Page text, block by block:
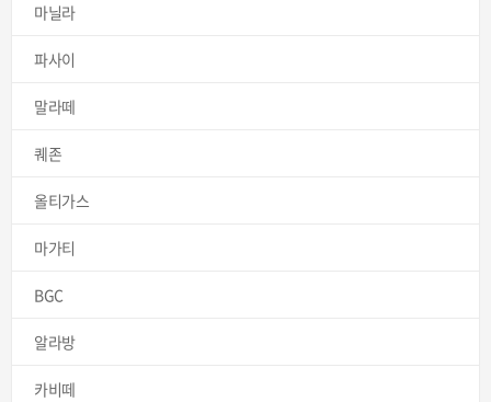
마닐라
파사이
말라떼
퀘존
올티가스
마가티
BGC
알라방
카비떼